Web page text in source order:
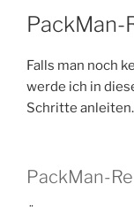
PackMan-
Falls man noch
werde ich in
Schritte anleiten.
PackMan-